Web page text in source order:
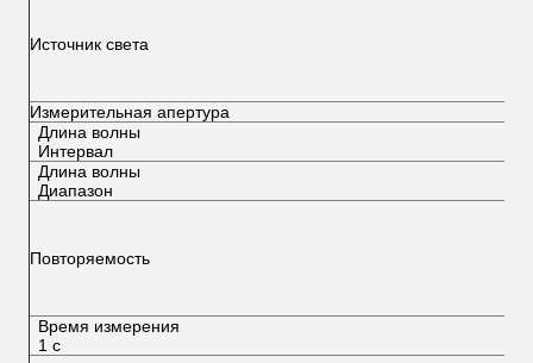
Источник света
Измерительная апертура
Длина волны
Интервал
Длина волны
Диапазон
Повторяемость
Время измерения
1 с